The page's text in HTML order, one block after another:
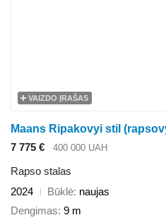
VAIZDO ĮRAŠAS
7 775 € 400 000 UAH
Rapso stalas
2024
Būklė naujas
Dengimas 9 m